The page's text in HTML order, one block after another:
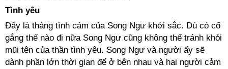
Tình yêu
Đây là tháng tình cảm của Song Ngư khởi sắc. Dù có cố
gắng thế nào đi nữa Song Ngư cũng không thể tránh khỏi
mũi tên của thần tình yêu. Song Ngư và người ấy sẽ
dành phần lớn thời gian để ở bên nhau và hai người cảm